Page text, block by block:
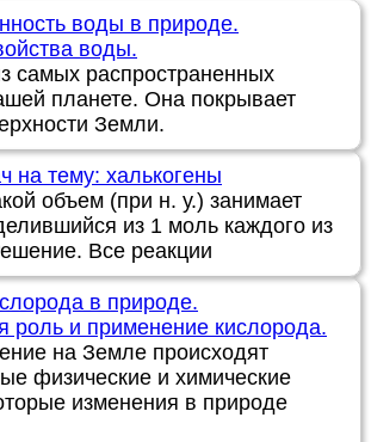
воды в природе.
воды.
самых распространенных
планете. Она покрывает
Земли.
на тему: халькогены
объем (при н. у.) занимает
из 1 моль каждого из
Все реакции
в природе.
роль и применение кислорода.
на Земле происходят
физические и химические
изменения в природе